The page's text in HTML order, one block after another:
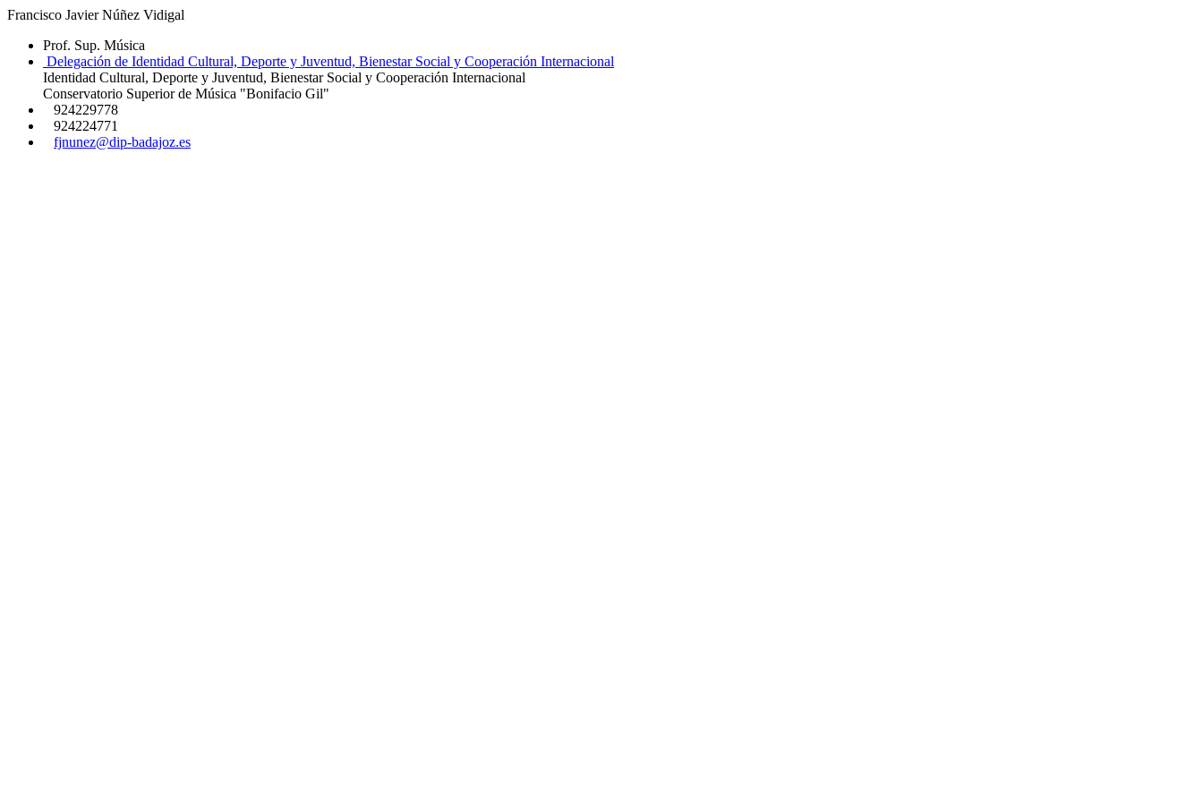
Francisco Javier Núñez Vidigal
Prof. Sup. Música
Delegación de Identidad Cultural, Deporte y Juventud, Bienestar Social y Cooperación Internacional
Identidad Cultural, Deporte y Juventud, Bienestar Social y Cooperación Internacional
Conservatorio Superior de Música "Bonifacio Gil"
924229778
924224771
fjnunez@dip-badajoz.es